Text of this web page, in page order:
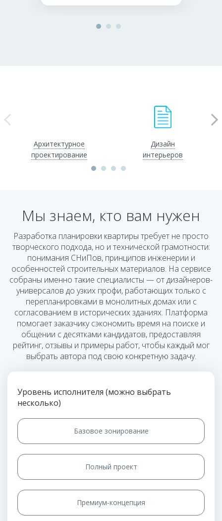
Архитектурное
проектирование
Дизайн
интерьеров
Мы знаем, кто вам нужен
Разработка планировки квартиры требует не просто
творческого подхода, но и технической грамотности:
понимания СНиПов, принципов инженерии и
особенностей строительных материалов. На сервисе
собраны именно такие специалисты — от дизайнеров-
универсалов до узких профи, работающих только с
перепланировками в монолитных домах или с
согласованием в исторических зданиях. Платформа
помогает заказчику сэкономить время на поиске и
общении с десятками кандидатов, предоставляя
рейтинг, отзывы и примеры работ, чтобы каждый мог
выбрать автора под свою конкретную задачу.
Уровень исполнителя (можно выбрать
несколько)
Базовое зонирование
Полный проект
Премиум-концепция